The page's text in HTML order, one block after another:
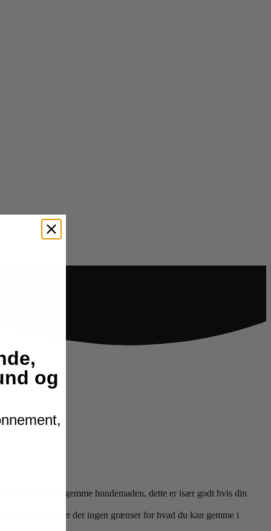
til at gemme hundemaden, dette er især godt hvis din
er der ingen grænser for hvad du kan gemme i
og